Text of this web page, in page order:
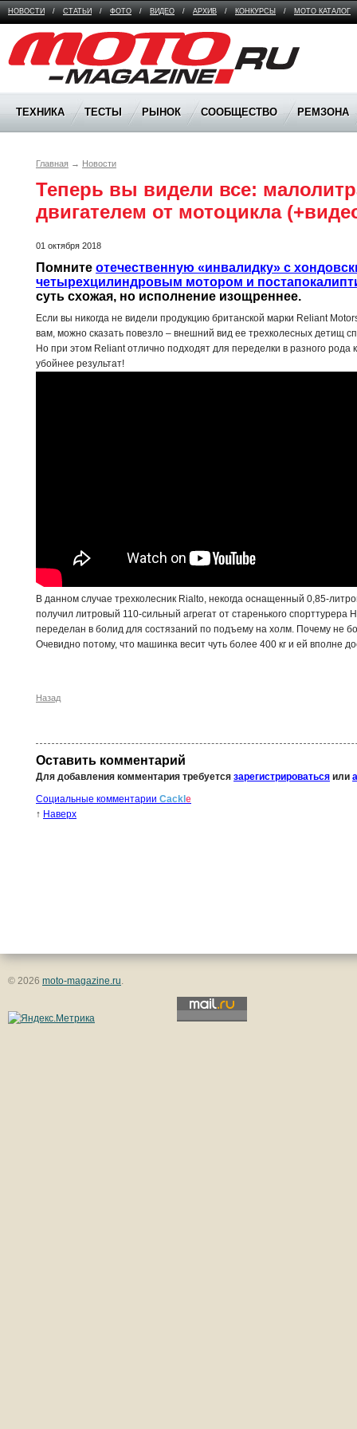
НОВОСТИ / СТАТЬИ / ФОТО / ВИДЕО / АРХИВ / КОНКУРСЫ / МОТО КАТАЛОГ
Moto Magazine
ТЕХНИКА ТЕСТЫ РЫНОК СООБЩЕСТВО РЕМЗОНА
Главная → Новости
Теперь вы видели все:
01 октября 2018
Помните отечественную «инвалидку» с
четырехцилиндровым мотором и
суть схожая, но исполнение изощреннее.
Если вы никогда не видели продукцию британской марки Reliant
вам, можно сказать повезло – внешний вид ее трехколесных детищ
Но при этом Reliant отлично подходят для переделки в разного рода
убойнее результат!
В данном случае трехколесник Rialto, некогда оснащенный 0,85-
получил литровый 110-сильный агрегат от старенького
переделан в болид для состязаний по подъему на холм. Почему не
Очевидно потому, что машинка весит чуть более 400 кг и ей вполне
Назад
Оставить комментарий
Для добавления комментария требуется зарегистрироваться или
Социальные комментарии Cackl e
↑ Наверх
© 2026 moto-magazine.ru.